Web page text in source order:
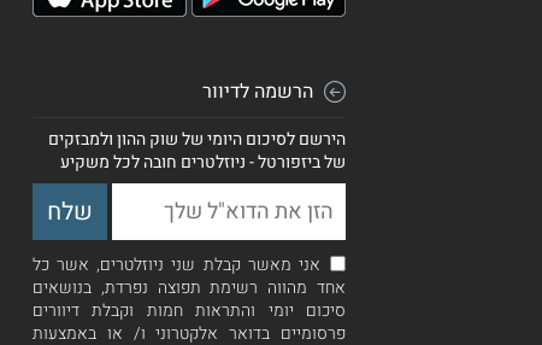
הרשמה לדיוור
הירשם לסיכום היומי של שוק ההון ולמבזקים
של ביזפורטל - ניוזלטרים חובה לכל משקיע
אני מאשר קבלת שני ניוזלטרים, אשר כל
אחד מהווה רשימת תפוצה נפרדת, בנושאים
סיכום יומי והתראות חמות וקבלת דיוורים
פרסומיים בדואר אלקטרוני ו/ או באמצעות